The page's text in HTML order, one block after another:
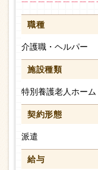
職種
介護職・ヘルパー
施設種類
特別養護老人ホーム
契約形態
派遣
給与